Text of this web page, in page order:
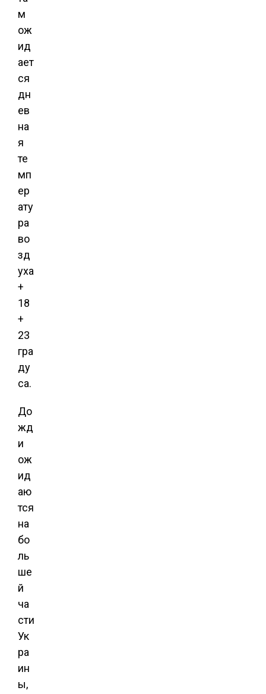
м
ож
ид
ает
ся
дн
ев
на
я
те
мп
ер
ату
ра
во
зд
уха
+
18
+
23
гра
ду
са.
До
жд
и
ож
ид
аю
тся
на
бо
ль
ше
й
ча
сти
Ук
ра
ин
ы,